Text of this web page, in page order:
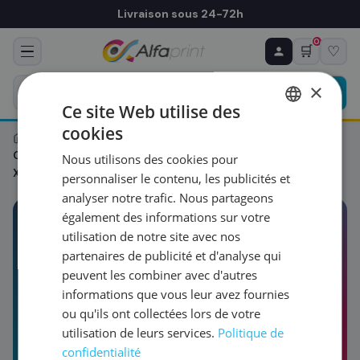
Livraison sous 24-72h
🛒
0
♡
Maintenance & Dépannage
Comment changer vos développeurs sur une Samsumg
X4300 LX ?
MAINTENANCE & DÉPANNAGE
2 MIN DE LECTURE 03/04/2025
Comment changer vos
développeurs sur une
Samsumg X4300 LX ?
♻ COMMANDE RÉCURRENTE
Prévoyez & économisez
Programmez votre prochain achat — notre équipe
vous prépare un devis personnalisé
RÉFÉRENCE DU PRODUIT
FRÉQUENCE
QUANTITÉ PAR LIVRAISON
DATE DE PREMIÈRE LIVRAISON SOUHAITÉE
×
Ce site Web utilise des
cookies
Nous utilisons des cookies pour
personnaliser le contenu, les publicités et
analyser notre trafic. Nous partageons
également des informations sur votre
utilisation de notre site avec nos
partenaires de publicité et d'analyse qui
peuvent les combiner avec d'autres
informations que vous leur avez fournies
ou qu'ils ont collectées lors de votre
utilisation de leurs services. Politique de
confidentialité